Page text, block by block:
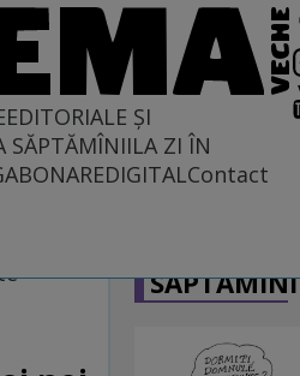
EDITORIALE ȘI
SĂPTĂMÎNIILA ZI ÎN
ABONAREDIGITALContact